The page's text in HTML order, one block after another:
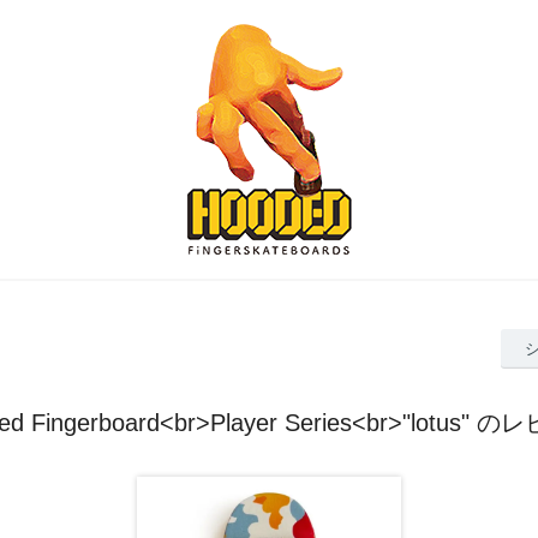
Fingerboard<br>Player Series<br>"lotus" のレ